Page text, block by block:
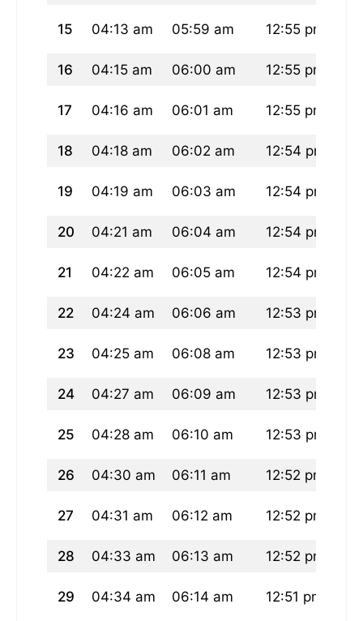
15 04:13 am 05:59 am 12:55 pm
16 04:15 am 06:00 am 12:55 pm
17 04:16 am 06:01 am 12:55 pm
18 04:18 am 06:02 am 12:54 pm
19 04:19 am 06:03 am 12:54 pm
20 04:21 am 06:04 am 12:54 pm
21 04:22 am 06:05 am 12:54 pm
22 04:24 am 06:06 am 12:53 pm
23 04:25 am 06:08 am 12:53 pm
24 04:27 am 06:09 am 12:53 pm
25 04:28 am 06:10 am 12:53 pm
26 04:30 am 06:11 am 12:52 pm
27 04:31 am 06:12 am 12:52 pm
28 04:33 am 06:13 am 12:52 pm
29 04:34 am 06:14 am 12:51 pm